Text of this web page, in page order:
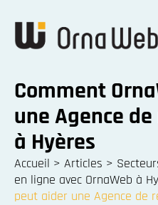
Comment
une Agence
à Hyères
Accueil > Articles >
en ligne avec OrnaWeb à
peut aider une Agence de